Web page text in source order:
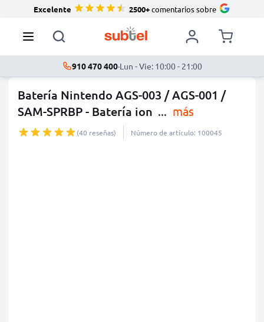
Excelente 2500+comentarios sobre
910 470 400·Lun - Vie: 10:00 - 21:00
Batería Nintendo AGS-003 / AGS-001 /
SAM-SPRBP - Batería ion ... más
(40 reseñas) Número de artículo: 100045